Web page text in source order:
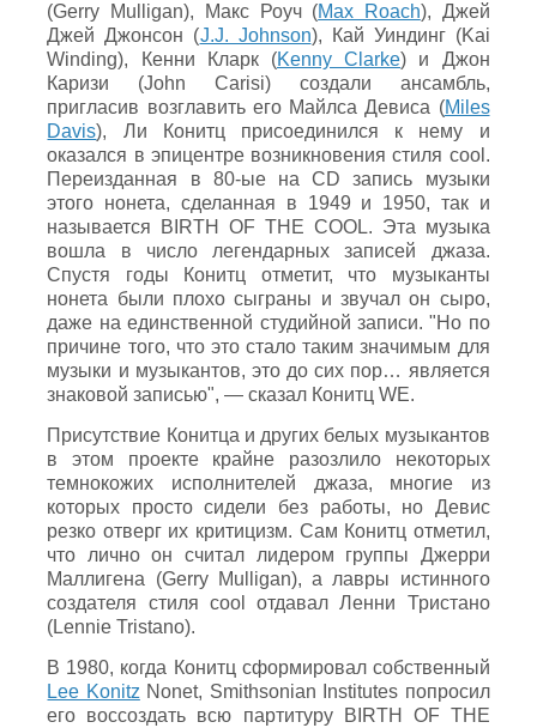
(Gerry Mulligan), Макс Роуч (Max Roach), Джей
Джей Джонсон (J.J. Johnson), Кай Уиндинг (Kai
Winding), Кенни Кларк (Kenny Clarke) и Джон
Каризи (John Carisi) создали ансамбль,
пригласив возглавить его Майлса Девиса (Miles
Davis), Ли Конитц присоединился к нему и
оказался в эпицентре возникновения стиля cool.
Переизданная в 80-ые на CD запись музыки
этого нонета, сделанная в 1949 и 1950, так и
называется BIRTH OF THE COOL. Эта музыка
вошла в число легендарных записей джаза.
Спустя годы Конитц отметит, что музыканты
нонета были плохо сыграны и звучал он сыро,
даже на единственной студийной записи. "Но по
причине того, что это стало таким значимым для
музыки и музыкантов, это до сих пор… является
знаковой записью", — сказал Конитц WE.
Присутствие Конитца и других белых музыкантов
в этом проекте крайне разозлило некоторых
темнокожих исполнителей джаза, многие из
которых просто сидели без работы, но Девис
резко отверг их критицизм. Сам Конитц отметил,
что лично он считал лидером группы Джерри
Маллигена (Gerry Mulligan), а лавры истинного
создателя стиля cool отдавал Ленни Тристано
(Lennie Tristano).
В 1980, когда Конитц сформировал собственный
Lee Konitz Nonet, Smithsonian Institutes попросил
его воссоздать всю партитуру BIRTH OF THE